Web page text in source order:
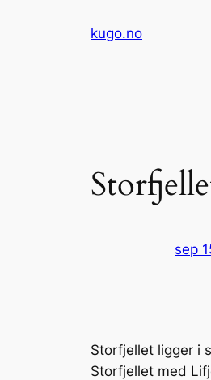
kugo.no
sep
Storfjellet ligger i
Storfjellet med